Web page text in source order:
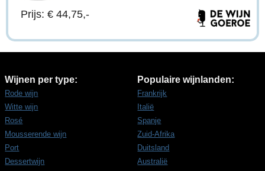
Prijs: € 44,75,-
Wijnen per type:
Rode wijn
Witte wijn
Rosé
Mousserende wijn
Port
Dessertwijn
Populaire wijnlanden:
Frankrijk
Italië
Spanje
Zuid-Afrika
Duitsland
Australië